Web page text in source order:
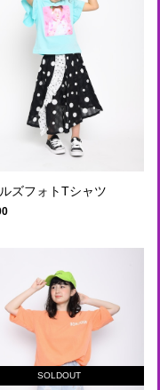
ズフォトTシャツ
SOLDOUT